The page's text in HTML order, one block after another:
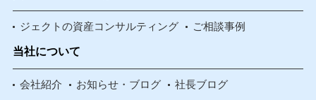
ジェクトの資産コンサルティング ご相談事例
当社について
会社紹介 お知らせ・ブログ 社長ブログ